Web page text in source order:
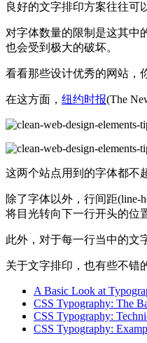
良好的文字排印方案往往可
对字体数量的限制是这其中
也会受到极大的破坏。
看看那些设计优秀的网站，
在这方面， 纽约时报(The
这两个站点用到的字体都不
除了字体以外，行间距
将目光转向下一行开头的位
此外，对于每一行当中的文
关于文字排印，也有些不错
A Basic Look at
CSS Typography: The
CSS Typography:
CSS Typography: